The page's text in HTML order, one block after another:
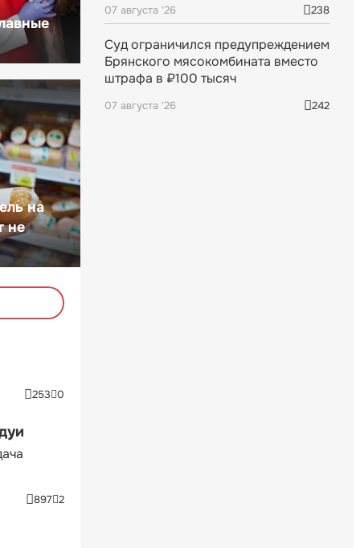
на
не
253 0
897 2
07 августа '26 238
Суд ограничился предупреждением
Брянского мясокомбината вместо
штрафа в ₽100 тысяч
07 августа '26 242